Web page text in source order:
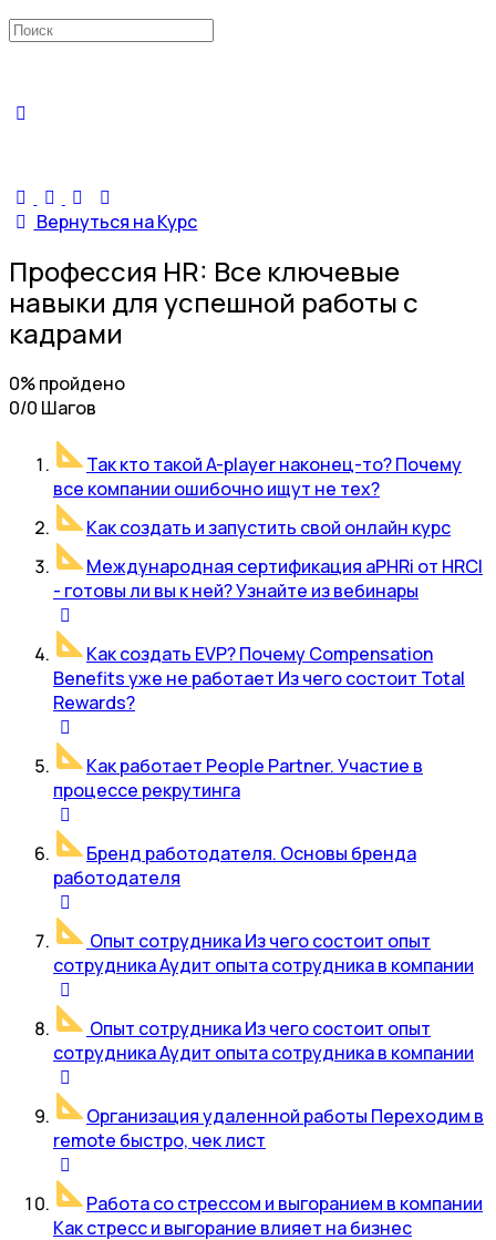
Искать:
Вернуться на Курс
Профессия HR: Все ключевые
навыки для успешной работы с
кадрами
0% пройдено
0/0 Шагов
Так кто такой A-player наконец-то? Почему
все компании ошибочно ищут не тех?
Как создать и запустить свой онлайн курс
Международная сертификация aPHRi от HRCI
- готовы ли вы к ней? Узнайте из вебинары
Как создать EVP? Почему Compensation
Benefits уже не работает Из чего состоит Total
Rewards?
Как работает People Partner. Участие в
процессе рекрутинга
Бренд работодателя. Основы бренда
работодателя
Опыт сотрудника Из чего состоит опыт
сотрудника Аудит опыта сотрудника в компании
Опыт сотрудника Из чего состоит опыт
сотрудника Аудит опыта сотрудника в компании
Организация удаленной работы Переходим в
remote быстро, чек лист
Работа со стрессом и выгоранием в компании
Как стресс и выгорание влияет на бизнес